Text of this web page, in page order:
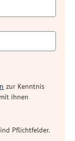
zur Kenntnis
ihnen
Pflichtfelder.